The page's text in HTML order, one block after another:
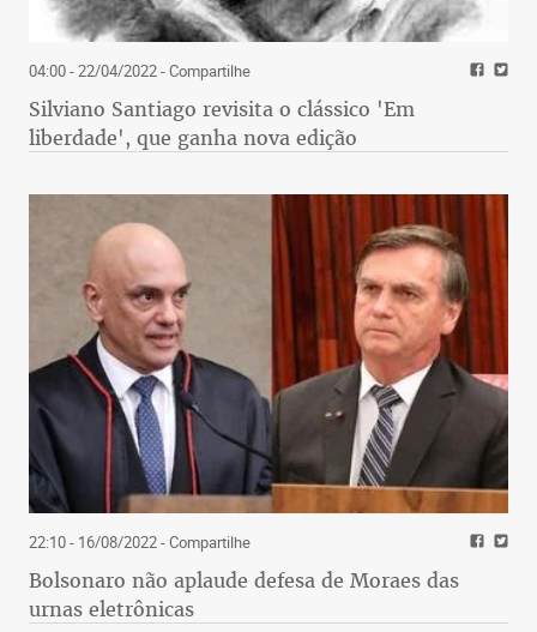
04:00 - 22/04/2022- Compartilhe
Silviano Santiago revisita o clássico 'Em
liberdade', que ganha nova edição
22:10 - 16/08/2022- Compartilhe
Bolsonaro não aplaude defesa de Moraes das
urnas eletrônicas